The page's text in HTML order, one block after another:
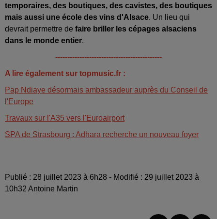
temporaires, des boutiques, des cavistes, des boutiques
mais aussi une école des vins d'Alsace. Un lieu qui
devrait permettre de faire briller les cépages alsaciens
dans le monde entier.
--------------------------------------------
A lire également sur topmusic.fr :
Pap Ndiaye désormais ambassadeur auprès du Conseil de
l'Europe
Travaux sur l'A35 vers l'Euroairport
SPA de Strasbourg : Adhara recherche un nouveau foyer
Publié : 28 juillet 2023 à 6h28 - Modifié : 29 juillet 2023 à
10h32 Antoine Martin